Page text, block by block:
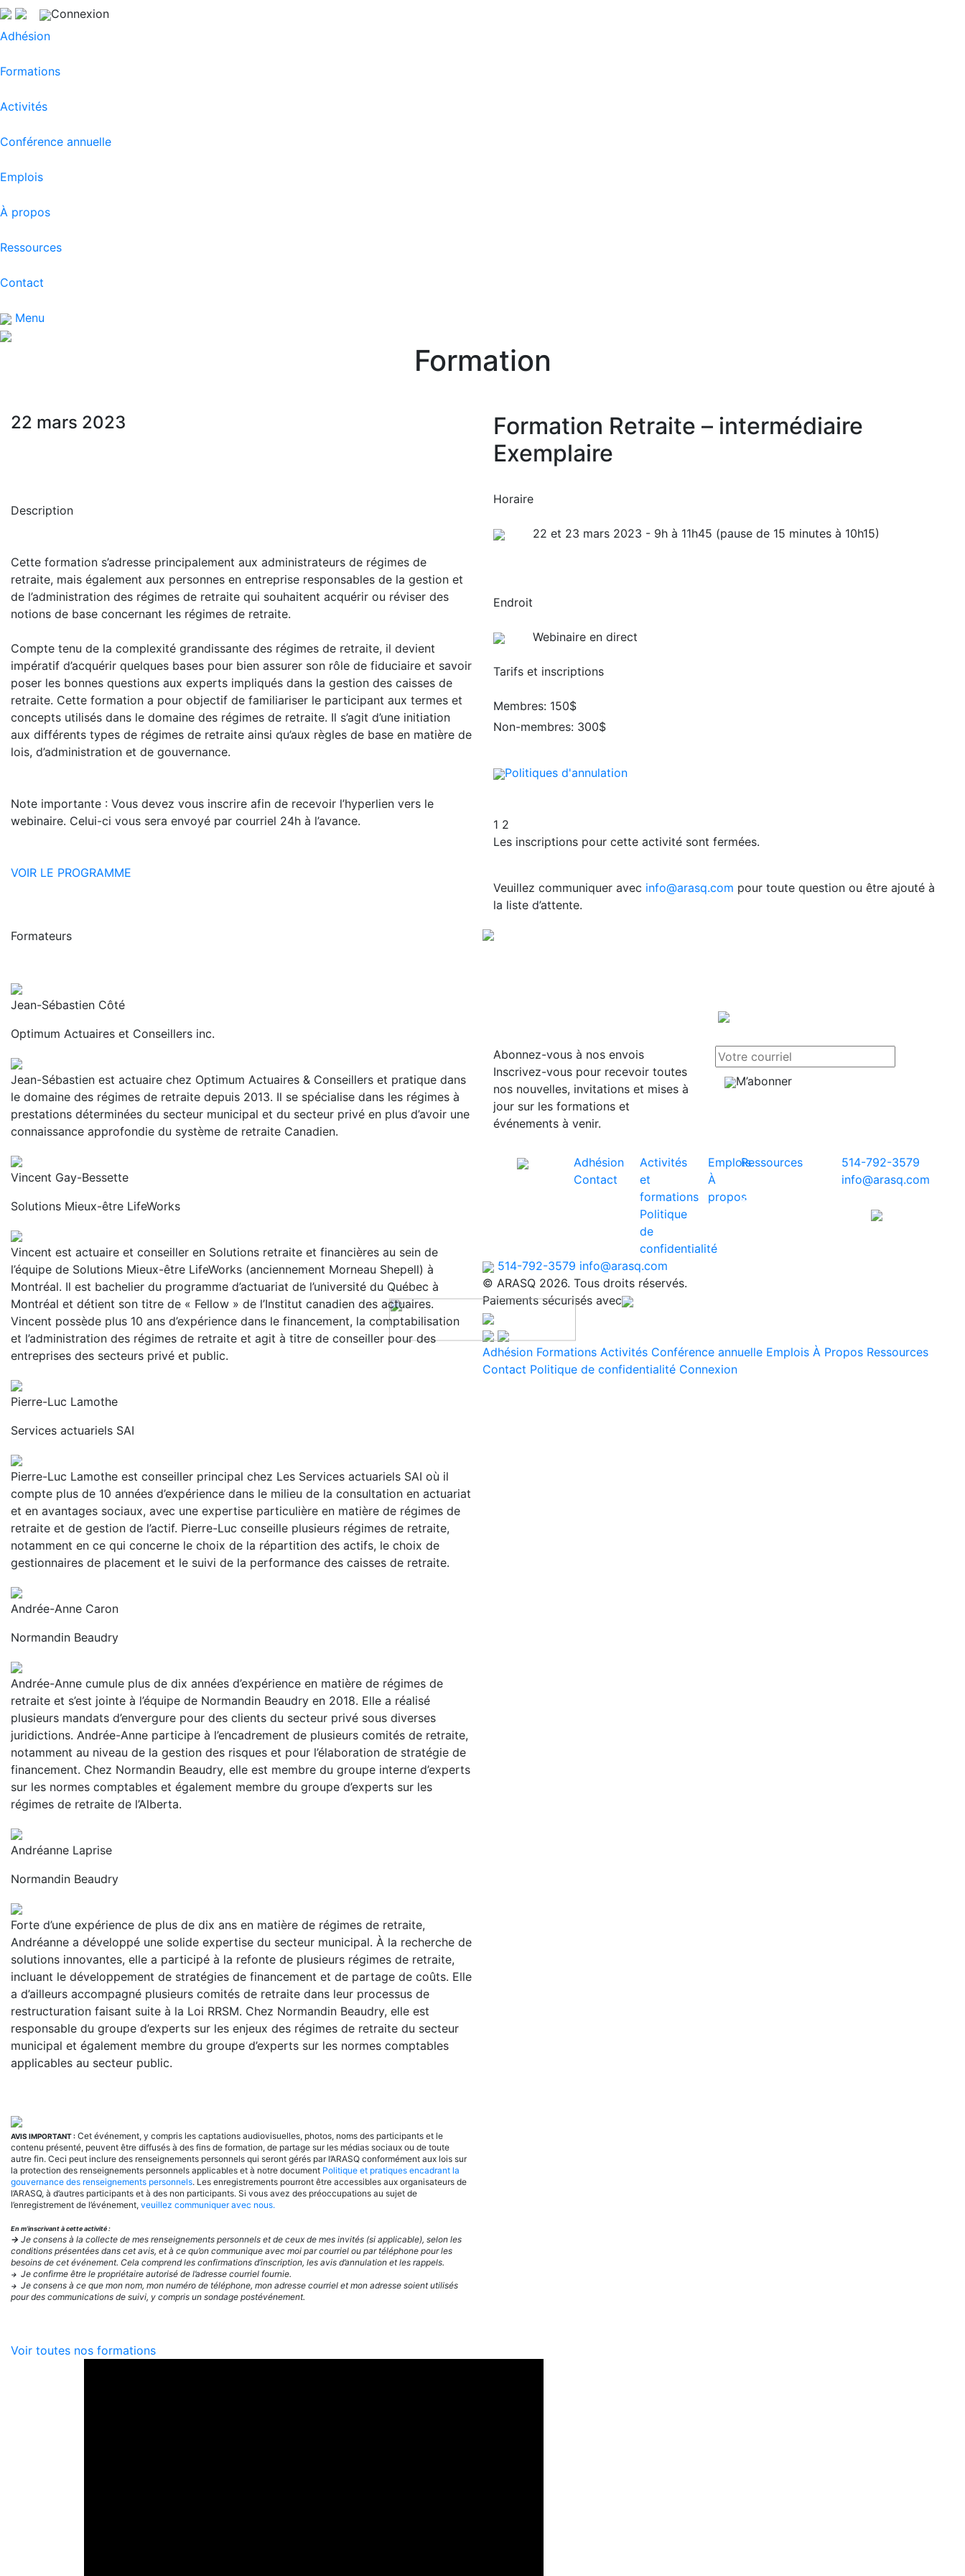
Connexion
Adhésion
Formations
Activités
Conférence annuelle
Emplois
À propos
Ressources
Contact
Menu
Formation
22 mars 2023
Description
Cette formation s’adresse principalement aux administrateurs de régimes de
retraite, mais également aux personnes en entreprise responsables de la gestion et
de l’administration des régimes de retraite qui souhaitent acquérir ou réviser des
notions de base concernant les régimes de retraite.
Compte tenu de la complexité grandissante des régimes de retraite, il devient
impératif d’acquérir quelques bases pour bien assurer son rôle de fiduciaire et savoir
poser les bonnes questions aux experts impliqués dans la gestion des caisses de
retraite. Cette formation a pour objectif de familiariser le participant aux termes et
concepts utilisés dans le domaine des régimes de retraite. Il s’agit d’une initiation
aux différents types de régimes de retraite ainsi qu’aux règles de base en matière de
lois, d’administration et de gouvernance.
Note importante : Vous devez vous inscrire afin de recevoir l’hyperlien vers le
webinaire. Celui-ci vous sera envoyé par courriel 24h à l’avance.
VOIR LE PROGRAMME
Formateurs
Jean-Sébastien Côté
Optimum Actuaires et Conseillers inc.
Jean-Sébastien est actuaire chez Optimum Actuaires & Conseillers et pratique dans
le domaine des régimes de retraite depuis 2013. Il se spécialise dans les régimes à
prestations déterminées du secteur municipal et du secteur privé en plus d’avoir une
connaissance approfondie du système de retraite Canadien.
Vincent Gay-Bessette
Solutions Mieux-être LifeWorks
Vincent est actuaire et conseiller en Solutions retraite et financières au sein de
l’équipe de Solutions Mieux-être LifeWorks (anciennement Morneau Shepell) à
Montréal. Il est bachelier du programme d’actuariat de l’université du Québec à
Montréal et détient son titre de « Fellow » de l’Institut canadien des actuaires.
Vincent possède plus 10 ans d’expérience dans le financement, la comptabilisation
et l’administration des régimes de retraite et agit à titre de conseiller pour des
entreprises des secteurs privé et public.
Pierre-Luc Lamothe
Services actuariels SAI
Pierre-Luc Lamothe est conseiller principal chez Les Services actuariels SAI où il
compte plus de 10 années d’expérience dans le milieu de la consultation en actuariat
et en avantages sociaux, avec une expertise particulière en matière de régimes de
retraite et de gestion de l’actif. Pierre-Luc conseille plusieurs régimes de retraite,
notamment en ce qui concerne le choix de la répartition des actifs, le choix de
gestionnaires de placement et le suivi de la performance des caisses de retraite.
Andrée-Anne Caron
Normandin Beaudry
Andrée-Anne cumule plus de dix années d’expérience en matière de régimes de
retraite et s’est jointe à l’équipe de Normandin Beaudry en 2018. Elle a réalisé
plusieurs mandats d’envergure pour des clients du secteur privé sous diverses
juridictions. Andrée-Anne participe à l’encadrement de plusieurs comités de retraite,
notamment au niveau de la gestion des risques et pour l’élaboration de stratégie de
financement. Chez Normandin Beaudry, elle est membre du groupe interne d’experts
sur les normes comptables et également membre du groupe d’experts sur les
régimes de retraite de l’Alberta.
Andréanne Laprise
Normandin Beaudry
Forte d’une expérience de plus de dix ans en matière de régimes de retraite,
Andréanne a développé une solide expertise du secteur municipal. À la recherche de
solutions innovantes, elle a participé à la refonte de plusieurs régimes de retraite,
incluant le développement de stratégies de financement et de partage de coûts. Elle
a d’ailleurs accompagné plusieurs comités de retraite dans leur processus de
restructuration faisant suite à la Loi RRSM. Chez Normandin Beaudry, elle est
responsable du groupe d’experts sur les enjeux des régimes de retraite du secteur
municipal et également membre du groupe d’experts sur les normes comptables
applicables au secteur public.
AVIS IMPORTANT : Cet événement, y compris les captations audiovisuelles, photos, noms des participants et le
contenu présenté, peuvent être diffusés à des fins de formation, de partage sur les médias sociaux ou de toute
autre fin. Ceci peut inclure des renseignements personnels qui seront gérés par l’ARASQ conformément aux lois sur
la protection des renseignements personnels applicables et à notre document Politique et pratiques encadrant la
gouvernance des renseignements personnels. Les enregistrements pourront être accessibles aux organisateurs de
l’ARASQ, à d’autres participants et à des non participants. Si vous avez des préoccupations au sujet de
l’enregistrement de l’événement, veuillez communiquer avec nous.
En m’inscrivant à cette activité :
→ Je consens à la collecte de mes renseignements personnels et de ceux de mes invités (si applicable), selon les
conditions présentées dans cet avis, et à ce qu’on communique avec moi par courriel ou par téléphone pour les
besoins de cet événement. Cela comprend les confirmations d’inscription, les avis d’annulation et les rappels.
→ Je confirme être le propriétaire autorisé de l’adresse courriel fournie.
→ Je consens à ce que mon nom, mon numéro de téléphone, mon adresse courriel et mon adresse soient utilisés
pour des communications de suivi, y compris un sondage postévénement.
Voir toutes nos formations
Formation Retraite – intermédiaire
Exemplaire
Horaire
22 et 23 mars 2023 - 9h à 11h45 (pause de 15 minutes à 10h15)
Endroit
Webinaire en direct
Tarifs et inscriptions
Membres: 150$
Non-membres: 300$
Politiques d'annulation
1 2
Les inscriptions pour cette activité sont fermées.
Veuillez communiquer avec info@arasq.com pour toute question ou être ajouté à
la liste d’attente.
Abonnez-vous à nos envois
Inscrivez-vous pour recevoir toutes
nos nouvelles, invitations et mises à
jour sur les formations et
événements à venir.
M’abonner
Adhésion
Contact
Activités
et
formations
Politique
de
confidentialité
Emplois
À
propos
Ressources
2026. Tous
514-792-3579
info@arasq.com
avec
514-792-3579 info@arasq.com
© ARASQ 2026. Tous droits réservés.
Paiements sécurisés avec
Adhésion Formations Activités Conférence annuelle Emplois À Propos Ressources
Contact Politique de confidentialité Connexion